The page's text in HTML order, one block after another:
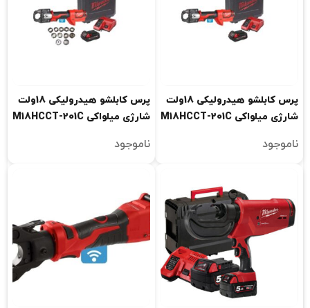
پرس کابلشو هیدرولیکی 18ولت
شارژی میلواکی M18HCCT-201C
ناموجود
پرس کابلشو هیدرولیکی 18ولت
شارژی میلواکی M18HCCT-201C
ناموجود